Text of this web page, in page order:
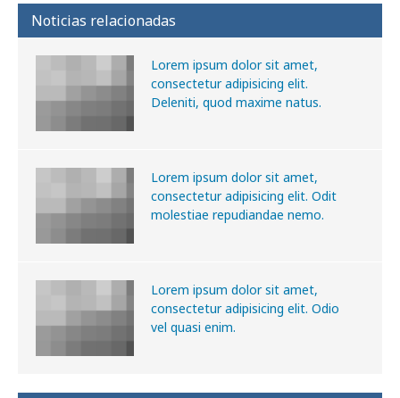
Noticias relacionadas
Lorem ipsum dolor sit amet,
consectetur adipisicing elit.
Deleniti, quod maxime natus.
Lorem ipsum dolor sit amet,
consectetur adipisicing elit. Odit
molestiae repudiandae nemo.
Lorem ipsum dolor sit amet,
consectetur adipisicing elit. Odio
vel quasi enim.